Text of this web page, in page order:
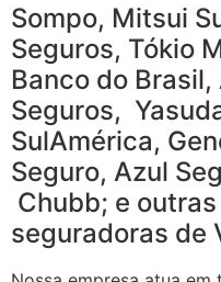
Sompo, Mitsui
Seguros, Tókio
Banco do
Seguros,
SulAmérica,
Seguro, Azul
Chubb; e
seguradoras de